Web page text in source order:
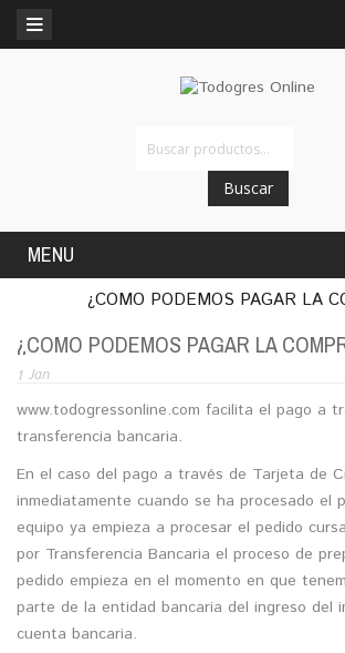
MENU
Buscar
¿COMO PODEMOS PAGAR LA
¿COMO PODEMOS PAGAR LA
1 Jan
www.todogressonline.com facilita el pago a
transferencia bancaria.
En el caso del pago a través de Tarjeta de
inmediatamente cuando se ha procesado el
equipo ya empieza a procesar el pedido
por Transferencia Bancaria el proceso de
pedido empieza en el momento en que
parte de la entidad bancaria del ingreso del
cuenta bancaria.